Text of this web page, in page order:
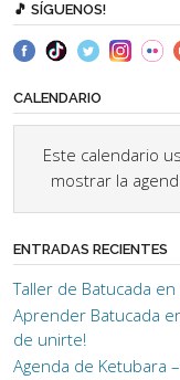
🎵 SÍGUENOS!
CALENDARIO
Este calendario
mostrar la
ENTRADAS RECIENTES
Taller de Batucada
Aprender Batucada
de unirte!
Agenda de Ketubara